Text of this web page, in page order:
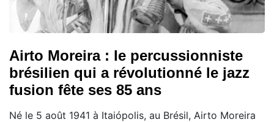
Airto Moreira : le percussionniste
brésilien qui a révolutionné le jazz
fusion fête ses 85 ans
Né le 5 août 1941 à Itaiópolis, au Brésil, Airto Moreira